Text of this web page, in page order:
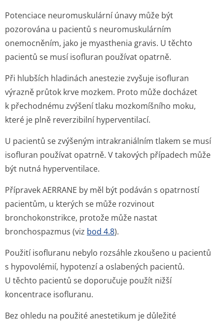
Potenciace neuromuskulární únavy může být
pozorována u pacientů s neuromuskulárním
onemocněním, jako je myasthenia gravis. U těchto
pacientů se musí isofluran používat opatrně.
Při hlubších hladinách anestezie zvyšuje isofluran
výrazně průtok krve mozkem. Proto může docházet
k přechodnému zvýšení tlaku mozkomíšního moku,
které je plně reverzibilní hyperventilací.
U pacientů se zvýšeným intrakraniálním tlakem se musí
isofluran používat opatrně. V takových případech může
být nutná hyperventilace.
Přípravek AERRANE by měl být podáván s opatrností
pacientům, u kterých se může rozvinout
bronchokonstrikce, protože může nastat
bronchospazmus (viz bod 4.8).
Použití isofluranu nebylo rozsáhle zkoušeno u pacientů
s hypovolémií, hypotenzí a oslabených pacientů.
U těchto pacientů se doporučuje použít nižší
koncentrace isofluranu.
Bez ohledu na použité anestetikum je důležité